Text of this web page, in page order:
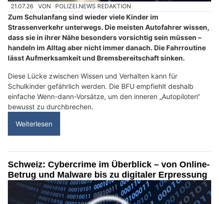
21.07.26 VON POLIZEI.NEWS REDAKTION
Zum Schulanfang sind wieder viele Kinder im
Strassenverkehr unterwegs. Die meisten Autofahrer wissen,
dass sie in ihrer Nähe besonders vorsichtig sein müssen –
handeln im Alltag aber nicht immer danach. Die Fahrroutine
lässt Aufmerksamkeit und Bremsbereitschaft sinken.
Diese Lücke zwischen Wissen und Verhalten kann für
Schulkinder gefährlich werden. Die BFU empfiehlt deshalb
einfache Wenn-dann-Vorsätze, um den inneren „Autopiloten“
bewusst zu durchbrechen.
Weiterlesen
Schweiz: Cybercrime im Überblick – von Online-
Betrug und Malware bis zu digitaler Erpressung